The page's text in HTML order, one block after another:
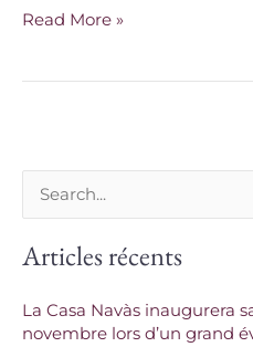
Read More »
c
e
Articles récents
La Casa Navàs inaugurera
novembre lors d’un grand